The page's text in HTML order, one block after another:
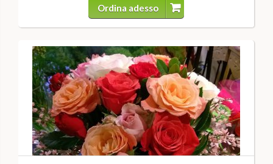
Ordina adesso